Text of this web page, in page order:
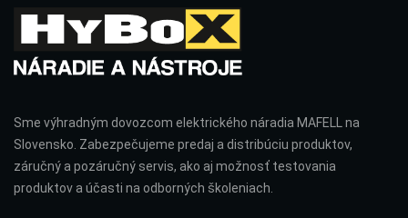
Sme výhradným dovozcom elektrického náradia MAFELL na
Slovensko. Zabezpečujeme predaj a distribúciu produktov,
záručný a pozáručný servis, ako aj možnosť testovania
produktov a účasti na odborných školeniach.